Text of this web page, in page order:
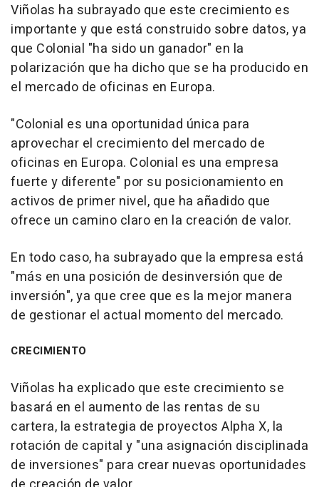
Viñolas ha subrayado que este crecimiento es
importante y que está construido sobre datos, ya
que Colonial "ha sido un ganador" en la
polarización que ha dicho que se ha producido en
el mercado de oficinas en Europa.
"Colonial es una oportunidad única para
aprovechar el crecimiento del mercado de
oficinas en Europa. Colonial es una empresa
fuerte y diferente" por su posicionamiento en
activos de primer nivel, que ha añadido que
ofrece un camino claro en la creación de valor.
En todo caso, ha subrayado que la empresa está
"más en una posición de desinversión que de
inversión", ya que cree que es la mejor manera
de gestionar el actual momento del mercado.
CRECIMIENTO
Viñolas ha explicado que este crecimiento se
basará en el aumento de las rentas de su
cartera, la estrategia de proyectos Alpha X, la
rotación de capital y "una asignación disciplinada
de inversiones" para crear nuevas oportunidades